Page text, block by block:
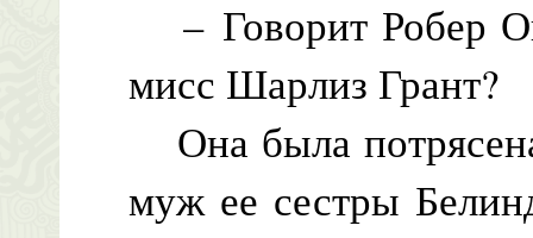
– Говорит Робер
мисс Шарлиз Грант?
Она была
муж ее сестры